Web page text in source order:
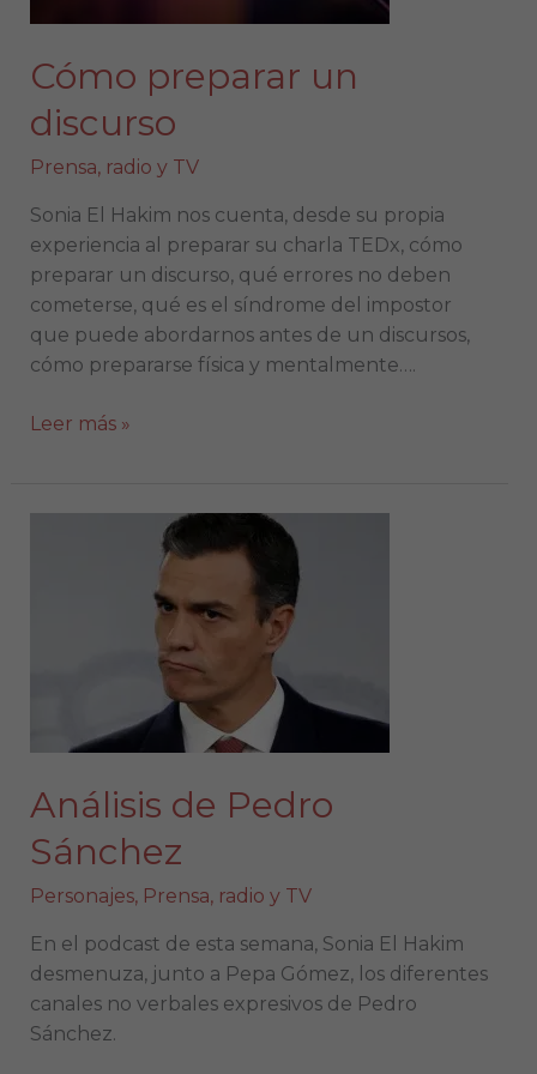
Cómo preparar un
discurso
Prensa, radio y TV
Sonia El Hakim nos cuenta, desde su propia
experiencia al preparar su charla TEDx, cómo
preparar un discurso, qué errores no deben
cometerse, qué es el síndrome del impostor
que puede abordarnos antes de un discursos,
cómo prepararse física y mentalmente….
Leer más »
Análisis de Pedro
Sánchez
Personajes, Prensa, radio y TV
En el podcast de esta semana, Sonia El Hakim
desmenuza, junto a Pepa Gómez, los diferentes
canales no verbales expresivos de Pedro
Sánchez.